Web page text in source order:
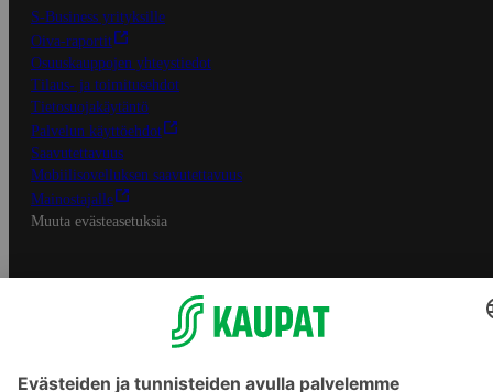
S-Business yrityksille
Oiva-raportit
Osuuskauppojen yhteystiedot
Tilaus- ja toimitusehdot
Tietosuojakäytäntö
Palvelun käyttöehdot
Saavutettavuus
Mobiilisovelluksen saavutettavuus
Mainostajalle
Muuta evästeasetuksia
S-ryhmän palvelut